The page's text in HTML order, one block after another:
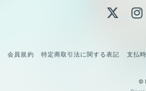
会員規約 特定商取引法に関する表記 支払
©